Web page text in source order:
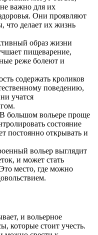
важно для их
Они проявляют
что делает их жизнь
образ жизни
пищеварение,
реже болеют и
содержать кроликов
поведению,
учатся
большом вольере проще
состояние
постоянно открывать и
вольер выглядит
и может стать
место, где можно
и вольерное
которые стоит учесть.